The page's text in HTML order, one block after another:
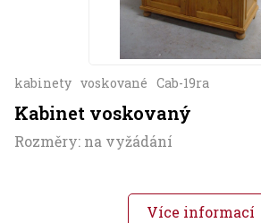
kabinety voskované Cab-19ra
Kabinet voskovaný
Rozměry: na vyžádání
Více informací